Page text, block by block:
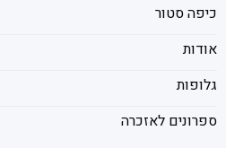
כיפה סטור
אודות
גלופות
ספרונים לאזכרה